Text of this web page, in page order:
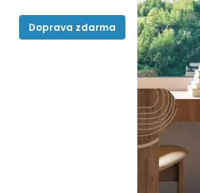
Doprava zdarma